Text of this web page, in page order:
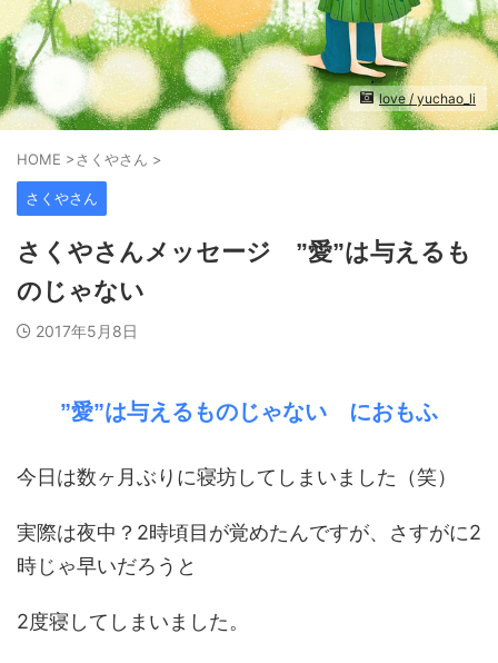
love / yuchao_li
HOME >さくやさん >
さくやさん
さくやさんメッセージ ”愛”は与えるも
のじゃない
2017年5月8日
”愛”は与えるものじゃない におもふ
今日は数ヶ月ぶりに寝坊してしまいました（笑）
実際は夜中？2時頃目が覚めたんですが、さすがに2
時じゃ早いだろうと
2度寝してしまいました。